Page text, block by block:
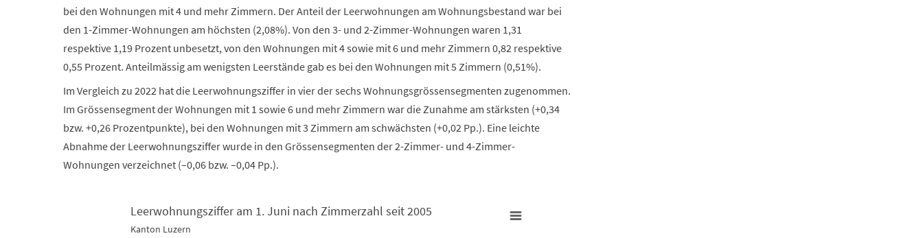
bei den Wohnungen mit 4 und mehr Zimmern. Der Anteil der Leerwohnungen am Wohnungsbestand war bei
den 1-Zimmer-Wohnungen am höchsten (2,08%). Von den 3- und 2-Zimmer-Wohnungen waren 1,31
respektive 1,19 Prozent unbesetzt, von den Wohnungen mit 4 sowie mit 6 und mehr Zimmern 0,82 respektive
0,55 Prozent. Anteilmässig am wenigsten Leerstände gab es bei den Wohnungen mit 5 Zimmern (0,51%).
Im Vergleich zu 2022 hat die Leerwohnungsziffer in vier der sechs Wohnungsgrössensegmenten zugenommen.
Im Grössensegment der Wohnungen mit 1 sowie 6 und mehr Zimmern war die Zunahme am stärksten (+0,34
bzw. +0,26 Prozentpunkte), bei den Wohnungen mit 3 Zimmern am schwächsten (+0,02 Pp.). Eine leichte
Abnahme der Leerwohnungsziffer wurde in den Grössensegmenten der 2-Zimmer- und 4-Zimmer-
Wohnungen verzeichnet (–0,06 bzw. –0,04 Pp.).
Leerwohnungsziffer am 1. Juni nach Zimmerzahl seit 2005
Kanton Luzern